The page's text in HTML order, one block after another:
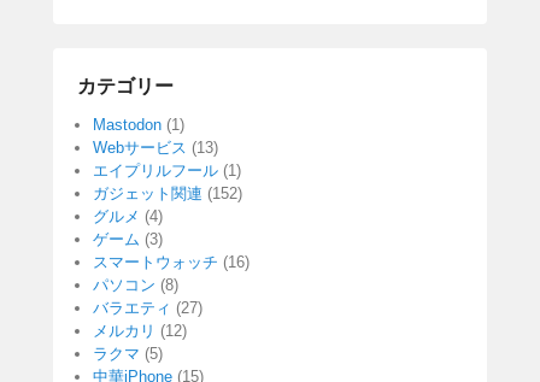
カテゴリー
Mastodon (1)
Webサービス (13)
エイプリルフール (1)
ガジェット関連 (152)
グルメ (4)
ゲーム (3)
スマートウォッチ (16)
パソコン (8)
バラエティ (27)
メルカリ (12)
ラクマ (5)
中華iPhone (15)